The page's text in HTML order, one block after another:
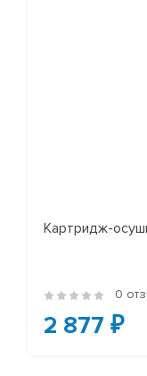
Картридж-
0
2 877 ₽